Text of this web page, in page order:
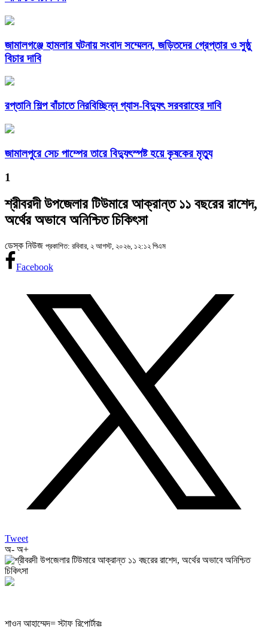
জামালগঞ্জে হামলার ঘটনায় সংবাদ সম্মেলন, জড়িতদের গ্রেপ্তার ও সুষ্ঠু
বিচার দাবি
রপ্তানি শিল্প বাঁচাতে নিরবিচ্ছিন্ন গ্যাস-বিদ্যুৎ সরবরাহের দাবি
জামালপুরে সেচ পাম্পের তারে বিদ্যুৎস্পষ্ট হয়ে কৃষকের মৃত্যু
1
শ্রীবরদী উপজেলার টিউমারে আক্রান্ত ১১ বছরের রাশেদ,
অর্থের অভাবে অনিশ্চিত চিকিৎসা
ডেস্ক নিউজ প্রকাশিত: রবিবার, ২ আগস্ট, ২০২৬, ১২:১২ পিএম
Facebook
Tweet
অ- অ+
শাওন আহাম্মেদ= স্টাফ রিপোর্টারঃ